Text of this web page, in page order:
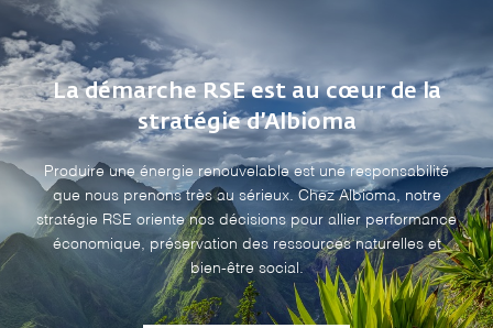
La démarche RSE est au cœur de la
stratégie d’Albioma
Produire une énergie renouvelable est une responsabilité
que nous prenons très au sérieux. Chez Albioma, notre
stratégie RSE oriente nos décisions pour allier performance
économique, préservation des ressources naturelles et
bien-être social.